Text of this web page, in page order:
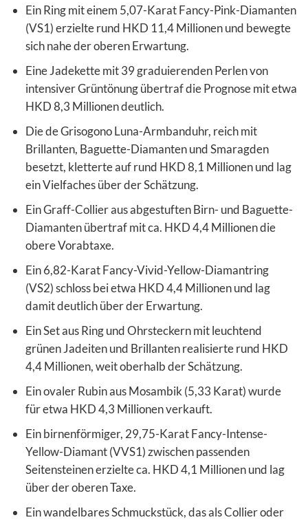
Ein Ring mit einem 5,07-Karat Fancy-Pink-Diamanten
(VS1) erzielte rund HKD 11,4 Millionen und bewegte
sich nahe der oberen Erwartung.
Eine Jadekette mit 39 graduierenden Perlen von
intensiver Grüntönung übertraf die Prognose mit etwa
HKD 8,3 Millionen deutlich.
Die de Grisogono Luna-Armbanduhr, reich mit
Brillanten, Baguette-Diamanten und Smaragden
besetzt, kletterte auf rund HKD 8,1 Millionen und lag
ein Vielfaches über der Schätzung.
Ein Graff-Collier aus abgestuften Birn- und Baguette-
Diamanten übertraf mit ca. HKD 4,4 Millionen die
obere Vorabtaxe.
Ein 6,82-Karat Fancy-Vivid-Yellow-Diamantring
(VS2) schloss bei etwa HKD 4,4 Millionen und lag
damit deutlich über der Erwartung.
Ein Set aus Ring und Ohrsteckern mit leuchtend
grünen Jadeiten und Brillanten realisierte rund HKD
4,4 Millionen, weit oberhalb der Schätzung.
Ein ovaler Rubin aus Mosambik (5,33 Karat) wurde
für etwa HKD 4,3 Millionen verkauft.
Ein birnenförmiger, 29,75-Karat Fancy-Intense-
Yellow-Diamant (VVS1) zwischen passenden
Seitensteinen erzielte ca. HKD 4,1 Millionen und lag
über der oberen Taxe.
Ein wandelbares Schmuckstück, das als Collier oder